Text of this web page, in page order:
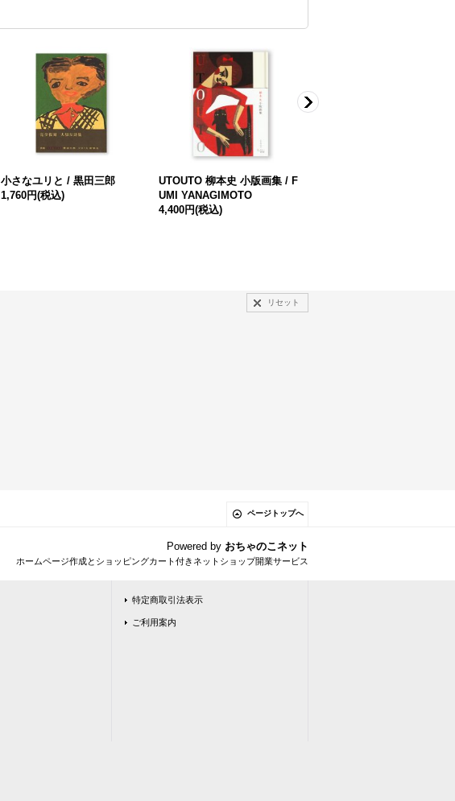
小さなユリと / 黒田三郎
1,760円(税込)
UTOUTO 柳本史 小版画集 / F
UMI YANAGIMOTO
4,400円(税込)
リセット
ページトップへ
Powered by おちゃのこネット
ホームページ作成とショッピングカート付きネットショップ開業サービス
特定商取引法表示
ご利用案内